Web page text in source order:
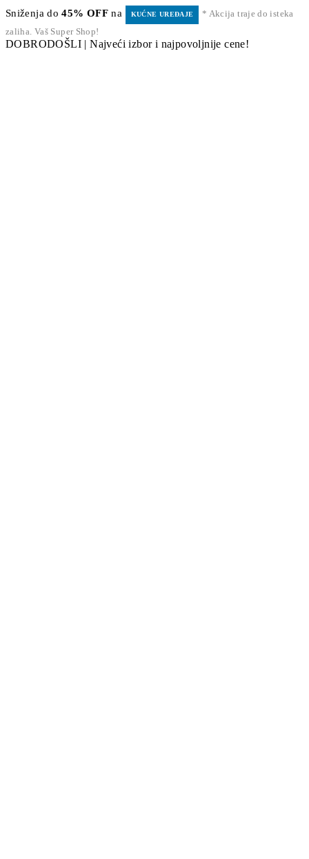
Sniženja do45% OFF na KUĆNE UREĐAJE
* Akcija traje do isteka
zaliha. Vaš Super Shop!
DOBRODOŠLI | Najveći izbor i najpovoljnije cene!